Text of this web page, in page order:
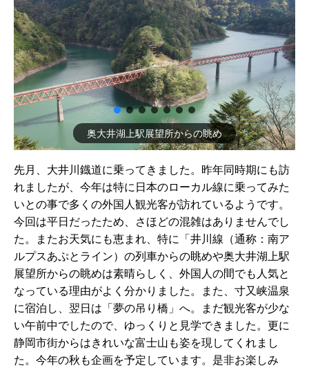
奥大井湖上駅展望所からの眺め
先月、大井川鐡道に乗ってきました。昨年同時期にも訪
れましたが、今年は特に日本のローカル線に乗ってみた
いとの事で多くの外国人観光客が訪れているようです。
今回は平日だったため、さほどの混雑はありませんでし
た。またお天気にも恵まれ、特に「井川線（通称：南ア
ルプスあぷとライン）の列車からの眺めや奥大井湖上駅
展望所からの眺めは素晴らしく、外国人の間でも人気と
なっている理由がよく分かりました。また、寸又峡温泉
に宿泊し、翌日は「夢の吊り橋」へ。まだ観光客が少な
い午前中でしたので、ゆっくりと見学できました。更に
静岡市街からはきれいな富士山も姿を現してくれまし
た。今年の秋も企画を予定しています。是非お楽しみ